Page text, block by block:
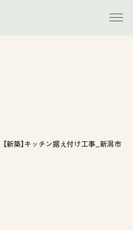
【新築】キッチン据え付け工事_新潟市